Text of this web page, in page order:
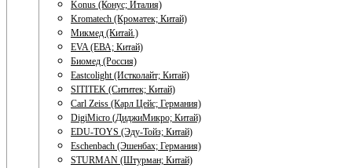
Konus (Конус; Италия)
Kromatech (Кроматек; Китай)
Микмед (Китай.)
EVA (ЕВА; Китай)
Биомед (Россия)
Eastcolight (Истколайт; Китай)
SITITEK (Сититек; Китай)
Carl Zeiss (Карл Цейс; Германия)
DigiMicro (ДиджиМикро; Китай)
EDU-TOYS (Эду-Тойз; Китай)
Eschenbach (Эшенбах; Германия)
STURMAN (Штурман; Китай)